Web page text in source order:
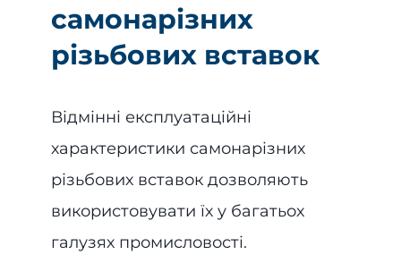
самонарізних
різьбових вставок
Відмінні експлуатаційні
характеристики самонарізних
різьбових вставок дозволяють
використовувати їх у багатьох
галузях промисловості.